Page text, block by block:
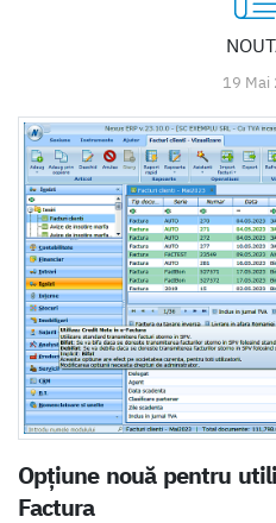
19 Mai
Opțiune nouă pentru
Factura